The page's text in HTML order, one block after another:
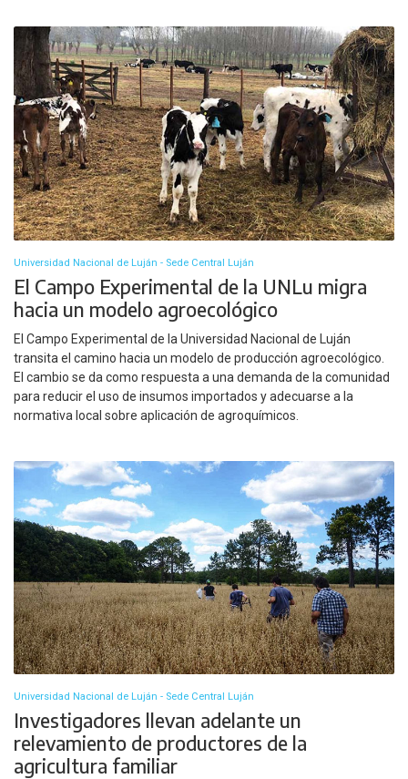
Universidad Nacional de Luján - Sede Central Luján
El Campo Experimental de la UNLu migra
hacia un modelo agroecológico
El Campo Experimental de la Universidad Nacional de Luján
transita el camino hacia un modelo de producción agroecológico.
El cambio se da como respuesta a una demanda de la comunidad
para reducir el uso de insumos importados y adecuarse a la
normativa local sobre aplicación de agroquímicos.
Universidad Nacional de Luján - Sede Central Luján
Investigadores llevan adelante un
relevamiento de productores de la
agricultura familiar